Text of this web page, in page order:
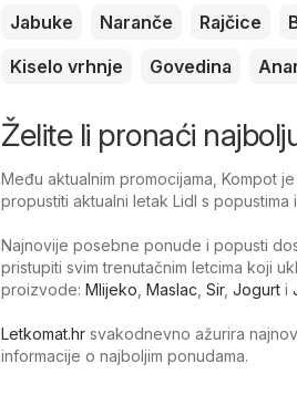
Jabuke
Naranče Rajčice
Kiselo vrhnje
Govedina
Želite li pronaći
Među aktualnim promocijama, Kompot
propustiti aktualni letak Lidl s popustima
Najnovije posebne ponude i popusti
pristupiti svim trenutačnim letcima koji
proizvode: Mlijeko Maslac Sir, Jogurt i
Letkomat.hr svakodnevno ažurira
informacije o najboljim ponudama.